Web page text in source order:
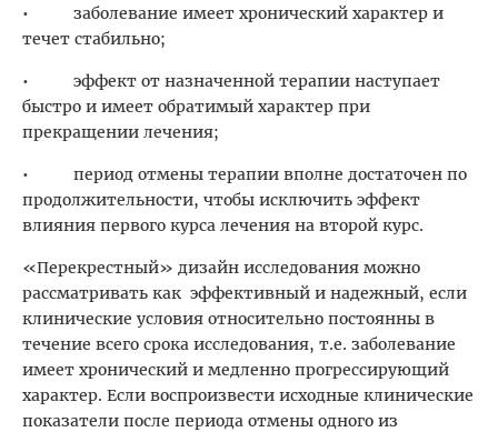
• заболевание имеет хронический характер и
течет стабильно;
• эффект от назначенной терапии наступает
быстро и имеет обратимый характер при
прекращении лечения;
• период отмены терапии вполне достаточен по
продолжительности, чтобы исключить эффект
влияния первого курса лечения на второй курс.
«Перекрестный» дизайн исследования можно
рассматривать как эффективный и надежный, если
клинические условия относительно постоянны в
течение всего срока исследования, т.е. заболевание
имеет хронический и медленно прогрессирующий
характер. Если воспроизвести исходные клинические
показатели после периода отмены одного из